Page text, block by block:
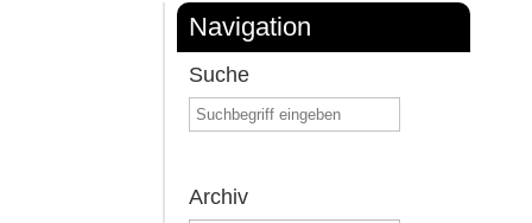
Navigation
Suche
Archiv